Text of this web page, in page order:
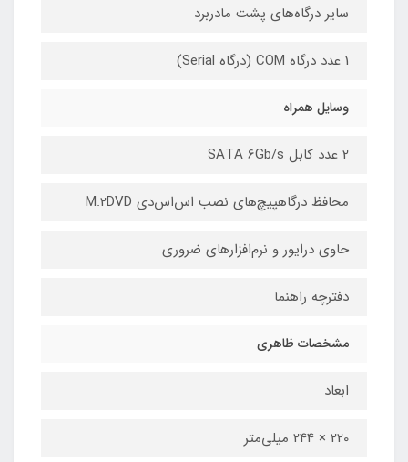
سایر درگاه‌های پشت مادربرد
1 عدد درگاه COM (درگاه Serial)
وسایل همراه
2 عدد کابل SATA 6Gb/s
محافظ درگاهپیچ‌های نصب اس‌اس‌دی M.2DVD
حاوی درایور و نرم‌افزارهای ضروری
دفترچه راهنما
مشخصات ظاهری
ابعاد
220 × 244 میلی‌متر